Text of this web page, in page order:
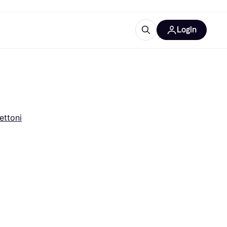
Login